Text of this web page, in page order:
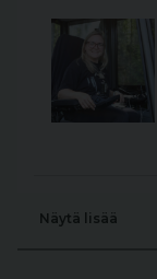
Näytä lisää